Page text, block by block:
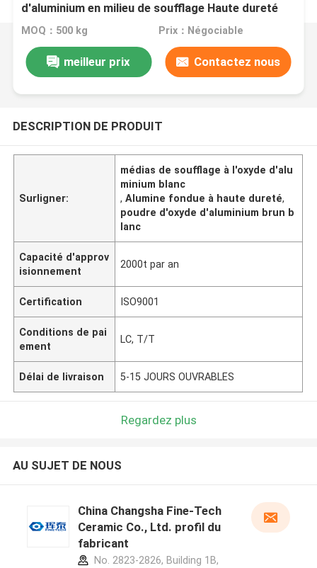
d'aluminium en milieu de soufflage Haute dureté
Aluminium fondu brun/blanc
MOQ：500 kg Prix：Négociable
meilleur prix Contactez nous
DESCRIPTION DE PRODUIT
Surligner:
médias de soufflage à l'oxyde d'alu
minium blanc
,Alumine fondue à haute dureté,
poudre d'oxyde d'aluminium brun b
lanc
Capacité d'approv
isionnement
2000t par an
Certification ISO9001
Conditions de pai
ement
LC, T/T
Délai de livraison 5-15 JOURS OUVRABLES
Regardez plus
AU SUJET DE NOUS
China Changsha Fine-Tech
Ceramic Co., Ltd. profil du
fabricant
No. 2823-2826, Building 1B,